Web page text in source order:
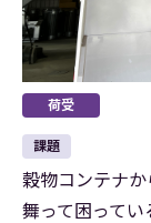
荷受
課題
穀物コンテナ
舞って困ってい